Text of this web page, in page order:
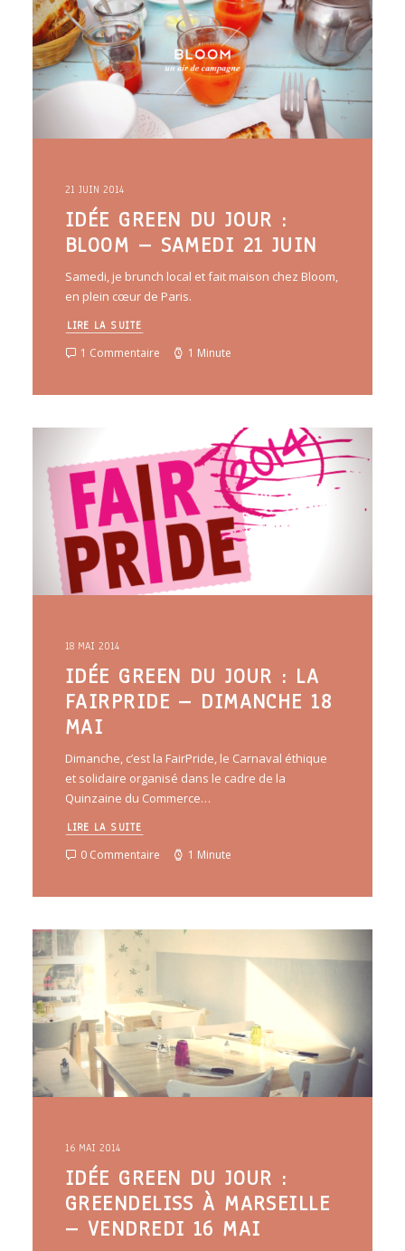
21 JUIN 2014
IDÉE GREEN DU JOUR :
BLOOM – SAMEDI 21 JUIN
Samedi, je brunch local et fait maison chez Bloom,
en plein cœur de Paris.
LIRE LA SUITE
1 Commentaire 1 Minute
18 MAI 2014
IDÉE GREEN DU JOUR : LA
FAIRPRIDE – DIMANCHE 18
MAI
Dimanche, c’est la FairPride, le Carnaval éthique
et solidaire organisé dans le cadre de la
Quinzaine du Commerce…
LIRE LA SUITE
0 Commentaire 1 Minute
16 MAI 2014
IDÉE GREEN DU JOUR :
GREENDELISS À MARSEILLE
– VENDREDI 16 MAI